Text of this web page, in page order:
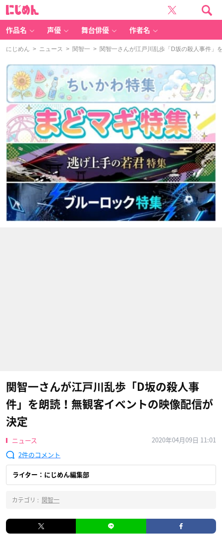
作品名 声優 舞台俳優 作者名
にじめん > ニュース > 関智一 > 関智一さんが江戸川乱歩「D坂の殺人事件」
関智一さんが江戸川乱歩「D坂の殺人事
件」を朗読！無観客イベントの映像配信が
決定
ニュース
2020年04月09日 11:01
2
ライター：にじめん編集部
カテゴリ : 関智一